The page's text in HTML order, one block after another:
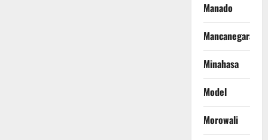
Manado
Mancanegara
Minahasa
Model
Morowali